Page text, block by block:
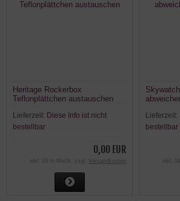
Heritage Rockerbox
Teflonplättchen austauschen
Lieferzeit: Diese Info ist nicht
bestellbar
0,00 EUR
inkl. 19 % MwSt. zzgl. Versandkosten
Lieferzeit:
bestellbar
inkl.